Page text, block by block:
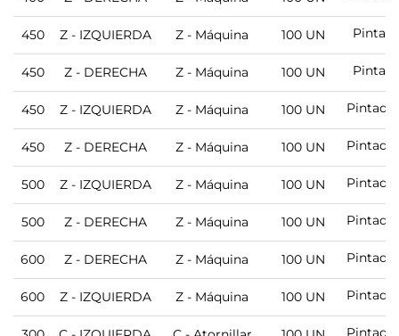
450 Z - IZQUIERDA Z - Máquina 100 UN
450 Z - DERECHA Z - Máquina 100 UN
450 Z - IZQUIERDA Z - Máquina 100 UN
450 Z - DERECHA Z - Máquina 100 UN
500 Z - IZQUIERDA Z - Máquina 100 UN
500 Z - DERECHA Z - Máquina 100 UN
600 Z - DERECHA Z - Máquina 100 UN
600 Z - IZQUIERDA Z - Máquina 100 UN